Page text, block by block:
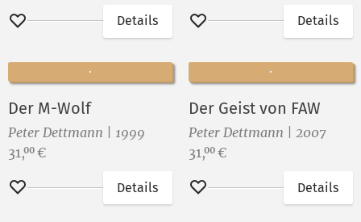
Merken
Details
Merken
Details
Der M-Wolf
Peter Dettmann | 1999
Preis:
31,00 €
Merken
Details
Der Geist von FAW
Peter Dettmann | 2007
Preis:
31,00 €
Merken
Details